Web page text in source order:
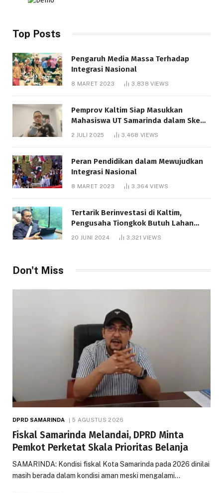
Top Posts
Pengaruh Media Massa Terhadap
Integrasi Nasional
8 MARET 2023 3,838VIEWS
Pemprov Kaltim Siap Masukkan
Mahasiswa UT Samarinda dalam Skema
Bantuan Pendidikan Gratispol
2 JULI 2025 3,468 VIEWS
Peran Pendidikan dalam Mewujudkan
Integrasi Nasional
8 MARET 2023 3,364VIEWS
Tertarik Berinvestasi di Kaltim,
Pengusaha Tiongkok Butuh Lahan
1.000 Hektare
20 JUNI 2024 3,321VIEWS
Don't Miss
DPRD SAMARINDA 5 AGUSTUS 2026
Fiskal Samarinda Melandai, DPRD Minta
Pemkot Perketat Skala Prioritas Belanja
SAMARINDA: Kondisi fiskal Kota Samarinda pada 2026 dinilai
masih berada dalam kondisi aman meski mengalami…